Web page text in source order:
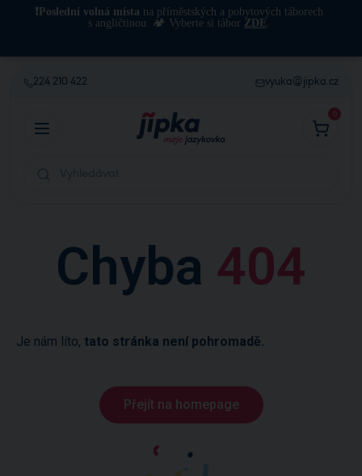
224 210 422 vyuka@jipka.cz
0
Chyba 404
Je nám líto, tato stránka není pohromadě.
Přejít na homepage
❗Poslední volná místa na příměstských a pobytových táborech
s angličtinou. 🏕️ Vyberte si tábor ZDE.